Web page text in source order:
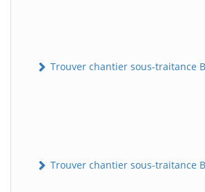
Trouver chantier sous-traitance
Trouver chantier sous-traitance